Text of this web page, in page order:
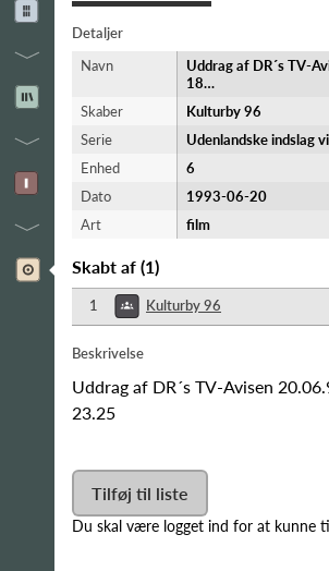
Detaljer
Navn
Uddrag af DR´s TV-
18…
Skaber
Kulturby 96
Serie
Udenlandske indslag
Enhed
6
Dato
1993-06-20
Art
film
Skabt af (1)
1 Kulturby 96
Beskrivelse
Uddrag af DR´s TV-Avisen
23.25
Tilføj til liste
Du skal være logget ind for at kunne